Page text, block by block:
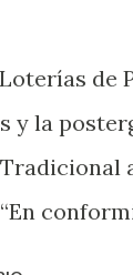
de
y la